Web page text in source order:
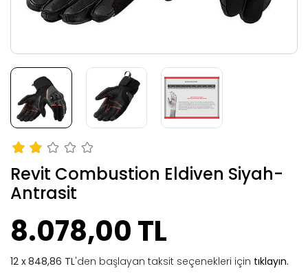
Revit Combustion Eldiven Siyah-
Antrasit
8.078,00 TL
848,86 TL'den başlayan taksit seçenekleri için tıklayın.